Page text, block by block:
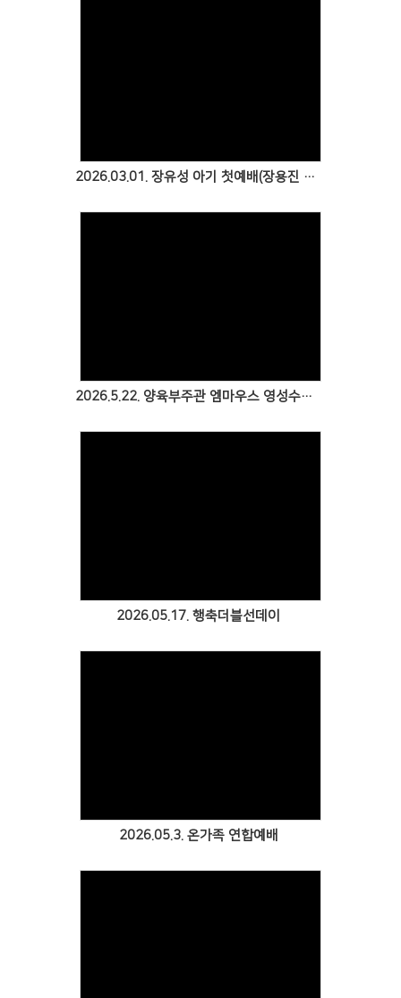
2026.03.01. 장유성 아기 첫예배(장용진 목사 & 이다미 성도)
2026.5.22. 양육부주관 엠마우스 영성수련회 158기 환영회
2026.05.17. 행축더블선데이
2026.05.3. 온가족 연합예배